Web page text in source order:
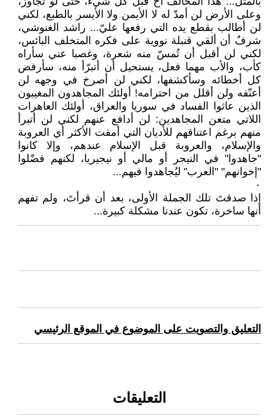
وعلى الأرض لن أمدّ له لا الأيمن ولا الأيسر بالطبع، لكني
لن أطالب بقطع يده التي رفعها عليّ... راشد الغنوشي،
شرفٌ أن ألقي قنبلة نووية على فكره المتخلف البائس،
لكني لن أقبل أن تُمسّ منه شعرة، وغصبا عني سأراه
كأب، والأب مهما فعل، يستحيل أن أتبرّأ منه، سأرفض
كل أخطائه وسأكشفها، لكني لن أصرخ في وجهه لن
أعنّفه ولن أقلل من احترامه! أولئك المجاهدون المغيبون
الذين عاثوا الفساد في سوريا والعراق، أولئك العاهرات
اللاتي متعن المجاهدين: لن أدافع عنهم لكني لن أتبرأ
منهم برغم اعتناقهم للأديان التي أمقت الأكثر أي العروبة
والإسلام، والعروبة قبل الإسلام عندهم، وإلا كانوا
"جاهدوا" في النيجر أو مالي أو نيجيريا، لكنهم فضّلوا
"إخوانهم" "العرب" ليُجاهدوا فيهم...
٠
إذا صدقتَ تلك الجملة الأولى، بعد أن قرأتَ، ولم تفهم
أنها ساخرة، تكون عندنا مشكلة كبيرة...
التعليق والتصويت على الموضوع في الموقع الرئيسي
التعليقات